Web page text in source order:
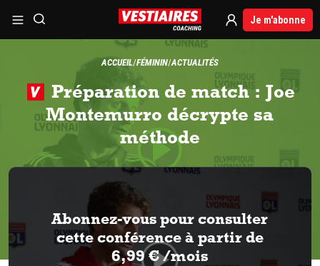
Je m'abonne
ACCUEIL FÉMININ ACTUALITÉS
Préparation de match : Joe
Montemurro décrypte sa
méthode
Abonnez-vous pour consulter
cette conférence à partir de
6,99 € /mois